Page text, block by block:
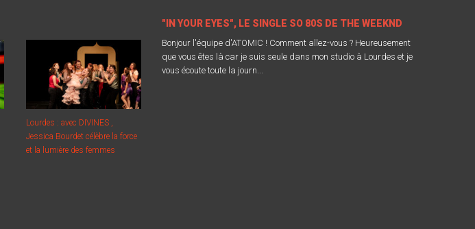
Lourdes : avec DIVINES ,
Jessica Bourdet célèbre la force
et la lumière des femmes
"IN YOUR EYES", LE SINGLE SO 80S DE THE WEEKND
Bonjour l'équipe d'ATOMIC ! Comment allez-vous ? Heureusement
que vous êtes là car je suis seule dans mon studio à Lourdes et je
vous écoute toute la journ...